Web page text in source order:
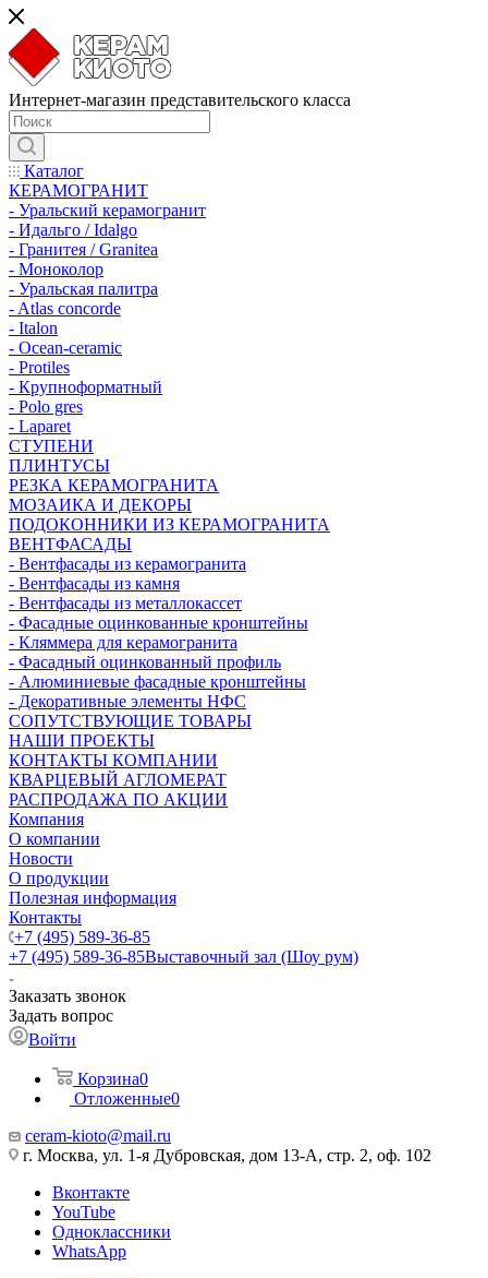
Интернет-магазин представительского класса
Каталог
КЕРАМОГРАНИТ
- Уральский керамогранит
- Идальго / Idalgo
- Гранитея / Granitea
- Моноколор
- Уральская палитра
- Atlas concorde
- Italon
- Ocean-ceramic
- Protiles
- Крупноформатный
- Polo gres
- Laparet
СТУПЕНИ
ПЛИНТУСЫ
РЕЗКА КЕРАМОГРАНИТА
МОЗАИКА И ДЕКОРЫ
ПОДОКОННИКИ ИЗ КЕРАМОГРАНИТА
ВЕНТФАСАДЫ
- Вентфасады из керамогранита
- Вентфасады из камня
- Вентфасады из металлокассет
- Фасадные оцинкованные кронштейны
- Кляммера для керамогранита
- Фасадный оцинкованный профиль
- Алюминиевые фасадные кронштейны
- Декоративные элементы НФС
СОПУТСТВУЮЩИЕ ТОВАРЫ
НАШИ ПРОЕКТЫ
КОНТАКТЫ КОМПАНИИ
КВАРЦЕВЫЙ АГЛОМЕРАТ
РАСПРОДАЖА ПО АКЦИИ
Компания
О компании
Новости
О продукции
Полезная информация
Контакты
+7 (495) 589-36-85
+7 (495) 589-36-85Выставочный зал (Шоу рум)
Заказать звонок
Задать вопрос
Войти
Корзина0
Отложенные0
ceram-kioto@mail.ru
г. Москва, ул. 1-я Дубровская, дом 13-А, стр. 2, оф. 102
Вконтакте
YouTube
Одноклассники
WhatsApp